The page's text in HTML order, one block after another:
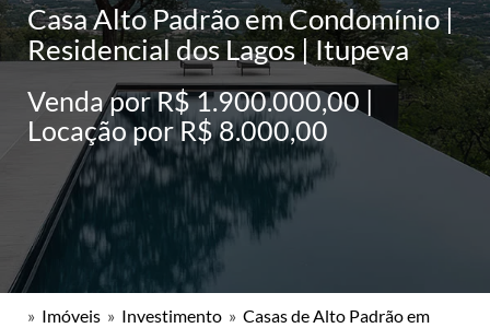
Casa Alto Padrão em Condomínio |
Residencial dos Lagos | Itupeva
Venda por R$ 1.900.000,00 |
Locação por R$ 8.000,00
» Imóveis » Investimento » Casas de Alto Padrão em